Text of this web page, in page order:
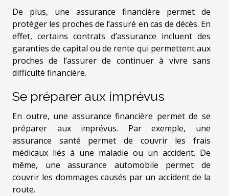
De plus, une assurance financière permet de
protéger les proches de l’assuré en cas de décès. En
effet, certains contrats d’assurance incluent des
garanties de capital ou de rente qui permettent aux
proches de l’assurer de continuer à vivre sans
difficulté financière.
Se préparer aux imprévus
En outre, une assurance financière permet de se
préparer aux imprévus. Par exemple, une
assurance santé permet de couvrir les frais
médicaux liés à une maladie ou un accident. De
même, une assurance automobile permet de
couvrir les dommages causés par un accident de la
route.